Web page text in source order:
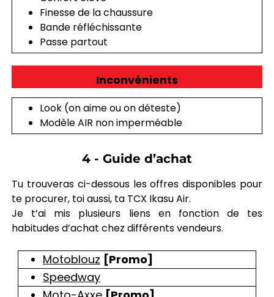
Finesse de la chaussure
Bande réfléchissante
Passe partout
Inconvénients
Look (on aime ou on déteste)
Modèle AIR non imperméable
4 - Guide d’achat
Tu trouveras ci-dessous les offres disponibles pour
te procurer, toi aussi, ta TCX Ikasu Air.
Je t’ai mis plusieurs liens en fonction de tes
habitudes d’achat chez différents vendeurs.
Motoblouz [Promo]
Speedway